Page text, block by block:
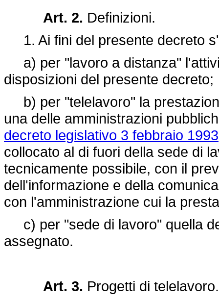
Art. 2. Definizioni.
1. Ai fini del presente decreto
a) per "lavoro a distanza"
disposizioni del presente decreto;
b) per "telelavoro" la
una delle amministrazioni
decreto legislativo 3 febbraio
collocato al di fuori della sede di
tecnicamente possibile, con il
dell'informazione e della
con l'amministrazione cui la
c) per "sede di lavoro" quella
assegnato.
Art. 3. Progetti di telelavoro.